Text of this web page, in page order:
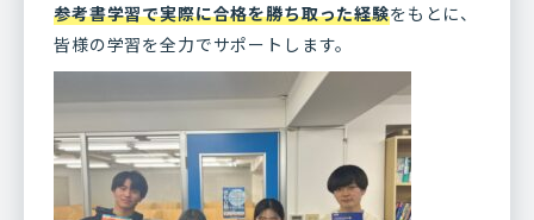
参考書学習で実際に合格を勝ち取った経験をもとに、
皆様の学習を全力でサポートします。